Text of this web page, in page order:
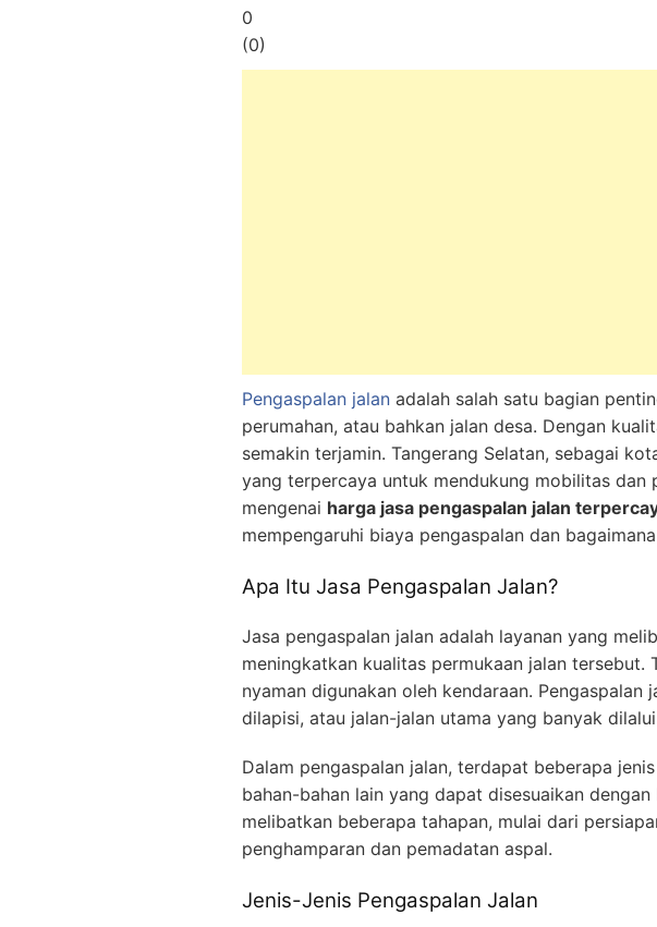
0
(0)
Pengaspalan jalan adalah salah satu bagian
perumahan, atau bahkan jalan desa. Dengan
semakin terjamin. Tangerang Selatan, sebagai
yang terpercaya untuk mendukung mobilitas
mengenai harga jasa pengaspalan jalan
mempengaruhi biaya pengaspalan dan
Apa Itu Jasa Pengaspalan Jalan?
Jasa pengaspalan jalan adalah layanan yang
meningkatkan kualitas permukaan jalan tersebut.
nyaman digunakan oleh kendaraan.
dilapisi, atau jalan-jalan utama yang banyak
Dalam pengaspalan jalan, terdapat beberapa
bahan-bahan lain yang dapat disesuaikan
melibatkan beberapa tahapan, mulai dari
penghamparan dan pemadatan aspal.
Jenis-Jenis Pengaspalan Jalan